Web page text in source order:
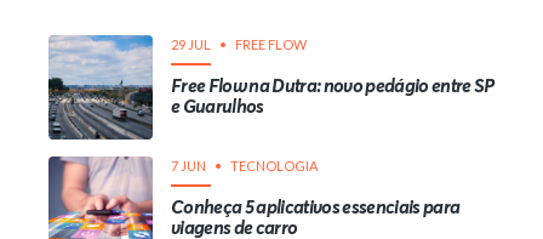
29 JUL FREE FLOW
Free Flow na Dutra: novo pedágio entre SP
e Guarulhos
7 JUN TECNOLOGIA
Conheça 5 aplicativos essenciais para
viagens de carro